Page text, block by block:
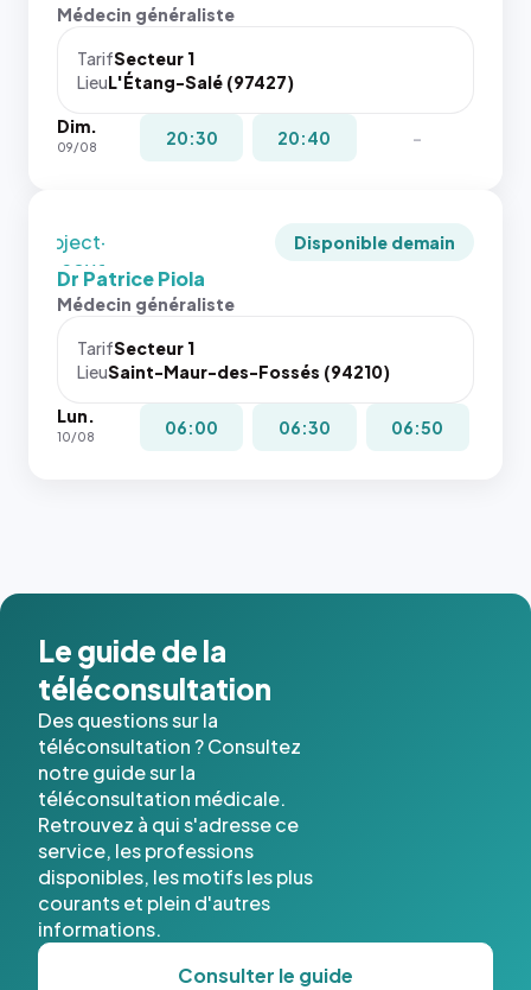
dans ce
cas. #}
Médecin généraliste
TarifSecteur 1
LieuL'Étang-Salé (97427)
Dim.
09/08 20:30 20:40 -
rapport 1:1
juste à
toutes les
puisque la
`object-
fit: cover`.
Sans ces
navigateur
pas la
place, et
cas. #}
Disponible demain
Dr Patrice Piola
Médecin généraliste
TarifSecteur 1
LieuSaint-Maur-des-Fossés (94210)
Lun.
10/08 06:00 06:30 06:50
Le guide de la
téléconsultation
Des questions sur la
téléconsultation ? Consultez
notre guide sur la
téléconsultation médicale.
Retrouvez à qui s'adresse ce
service, les professions
disponibles, les motifs les plus
courants et plein d'autres
informations.
Consulter le guide